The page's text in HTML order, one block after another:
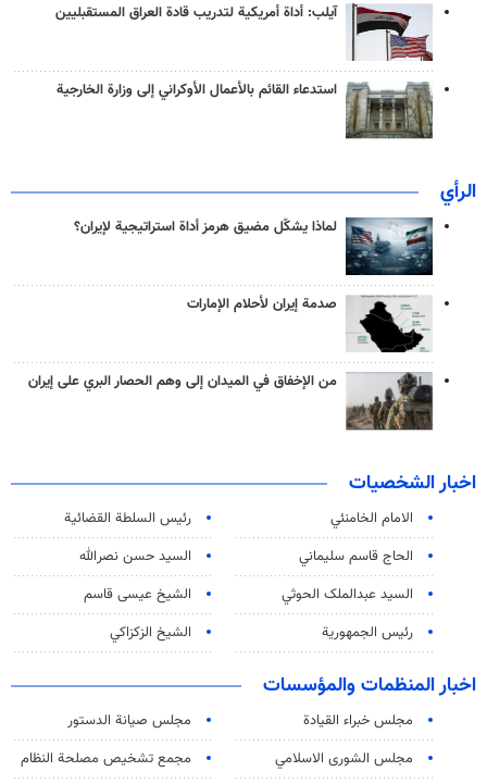
آيلب: أداة أمريكية لتدريب قادة العراق المستقبليين
استدعاء القائم بالأعمال الأوكراني إلى وزارة الخارجية
الرأي
لماذا يشكّل مضيق هرمز أداة استراتيجية لإيران؟
صدمة إيران لأحلام الإمارات
من الإخفاق في الميدان إلى وهم الحصار البري على إيران
اخبار الشخصيات
الامام الخامنئي
رئیس السلطة القضائیة
الحاج قاسم سليماني
السيد حسن نصرالله
السید عبدالملک الحوثي
الشيخ عيسى قاسم
رئيس الجمهورية
الشيخ الزكزاكي
اخبار المنظمات والمؤسسات
مجلس خبراء القيادة
مجلس صيانة الدستور
مجلس الشورى الاسلامي
مجمع تشخيص مصلحة النظام